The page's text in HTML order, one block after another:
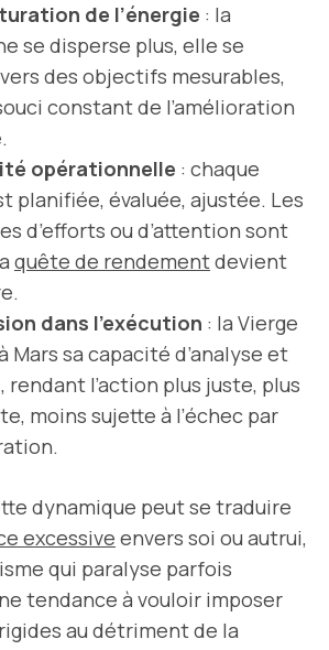
de l’énergie : la
se disperse plus, elle se
des objectifs mesurables,
constant de l’amélioration
opérationnelle : chaque
planifiée, évaluée, ajustée. Les
d’efforts ou d’attention sont
quête de rendementdevient
dans l’exécution : la Vierge
Mars sa capacité d’analyse et
rendant l’action plus juste, plus
moins sujette à l’échec par
dynamique peut se traduire
excessive envers soi ou autrui,
qui paralyse parfois
tendance à vouloir imposer
au détriment de la